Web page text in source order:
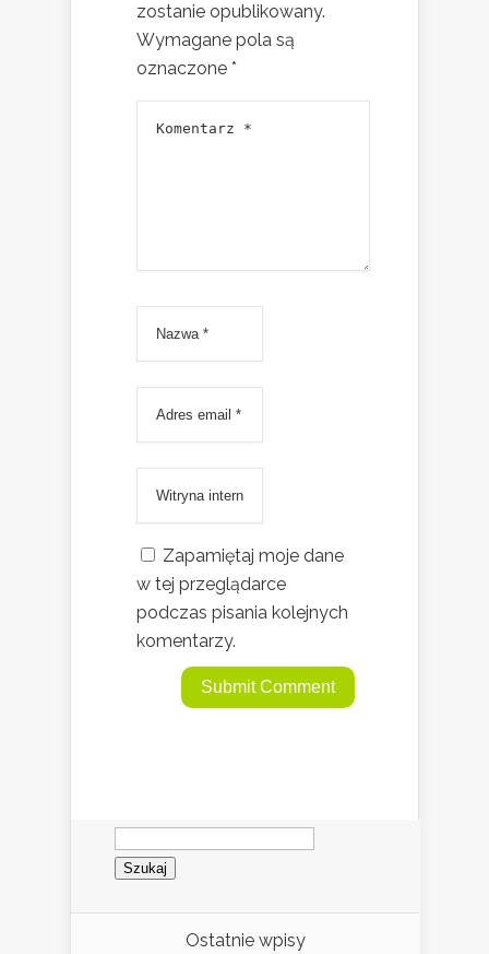
zostanie opublikowany.
Wymagane pola są
oznaczone *
Zapamiętaj moje dane
w tej przeglądarce
podczas pisania kolejnych
komentarzy.
Szukaj:
Ostatnie wpisy